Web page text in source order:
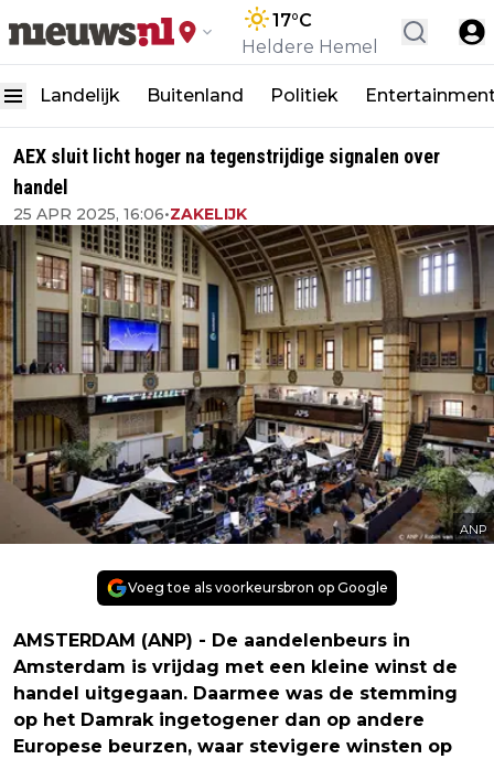
17°C
Heldere Hemel
Landelijk Buitenland Politiek
AEX sluit licht hoger na tegenstrijdige signalen over
handel
25 APR 2025, 16:06•ZAKELIJK
ANP
Voeg toe als voorkeursbron op Google
AMSTERDAM (ANP) - De aandelenbeurs in
Amsterdam is vrijdag met een kleine winst de
handel uitgegaan. Daarmee was de stemming
op het Damrak ingetogener dan op andere
Europese beurzen, waar stevigere winsten op